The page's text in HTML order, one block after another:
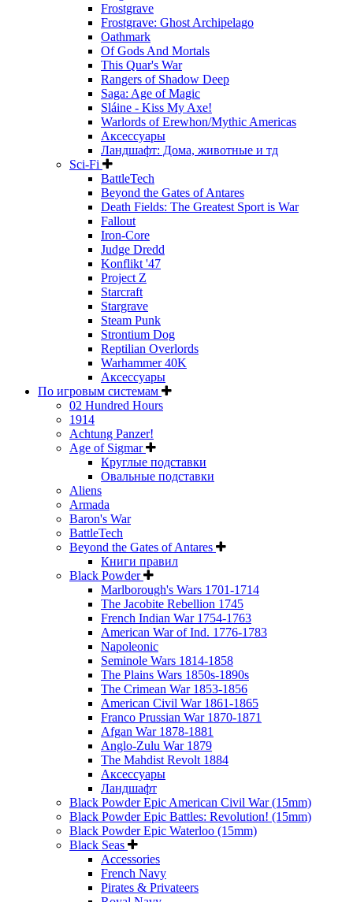
Frostgrave
Frostgrave: Ghost Archipelago
Oathmark
Of Gods And Mortals
This Quar's War
Rangers of Shadow Deep
Saga: Age of Magic
Sláine - Kiss My Axe!
Warlords of Erewhon/Mythic Americas
Аксессуары
Ландшафт: Дома, животные и тд
Sci-Fi
BattleTech
Beyond the Gates of Antares
Death Fields: The Greatest Sport is War
Fallout
Iron-Core
Judge Dredd
Konflikt '47
Project Z
Starcraft
Stargrave
Steam Punk
Strontium Dog
Reptilian Overlords
Warhammer 40K
Аксессуары
По игровым системам
02 Hundred Hours
1914
Achtung Panzer!
Age of Sigmar
Круглые подставки
Овальные подставки
Aliens
Armada
Baron's War
BattleTech
Beyond the Gates of Antares
Книги правил
Black Powder
Marlborough's Wars 1701-1714
The Jacobite Rebellion 1745
French Indian War 1754-1763
American War of Ind. 1776-1783
Napoleonic
Seminole Wars 1814-1858
The Plains Wars 1850s-1890s
The Crimean War 1853-1856
American Civil War 1861-1865
Franco Prussian War 1870-1871
Afgan War 1878-1881
Anglo-Zulu War 1879
The Mahdist Revolt 1884
Аксессуары
Ландшафт
Black Powder Epic American Civil War (15mm)
Black Powder Epic Battles: Revolution! (15mm)
Black Powder Epic Waterloo (15mm)
Black Seas
Accessories
French Navy
Pirates & Privateers